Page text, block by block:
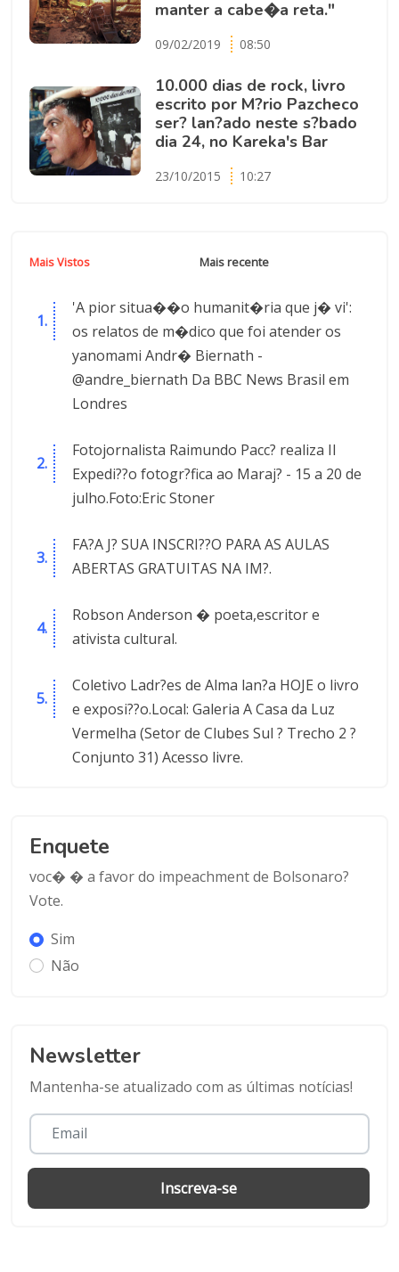
manter a cabe�a reta."
09/02/2019 08:50
10.000 dias de rock, livro
escrito por M?rio Pazcheco
ser? lan?ado neste s?bado
dia 24, no Kareka's Bar
23/10/2015 10:27
Mais Vistos Mais recente
'A pior situa��o humanit�ria que j� vi':
os relatos de m�dico que foi atender os
yanomami Andr� Biernath -
@andre_biernath Da BBC News Brasil em
Londres
Fotojornalista Raimundo Pacc? realiza II
Expedi??o fotogr?fica ao Maraj? - 15 a 20 de
julho.Foto:Eric Stoner
FA?A J? SUA INSCRI??O PARA AS AULAS
ABERTAS GRATUITAS NA IM?.
Robson Anderson � poeta,escritor e
ativista cultural.
Coletivo Ladr?es de Alma lan?a HOJE o livro
e exposi??o.Local: Galeria A Casa da Luz
Vermelha (Setor de Clubes Sul ? Trecho 2 ?
Conjunto 31) Acesso livre.
Enquete
voc� � a favor do impeachment de Bolsonaro?
Vote.
Sim
Não
Newsletter
Mantenha-se atualizado com as últimas notícias!
Inscreva-se